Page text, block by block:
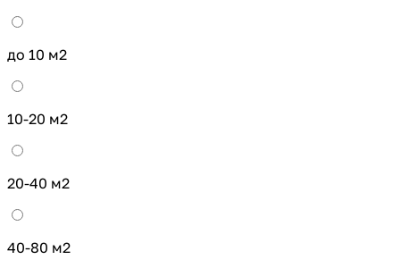
до 10 м2
10-20 м2
20-40 м2
40-80 м2